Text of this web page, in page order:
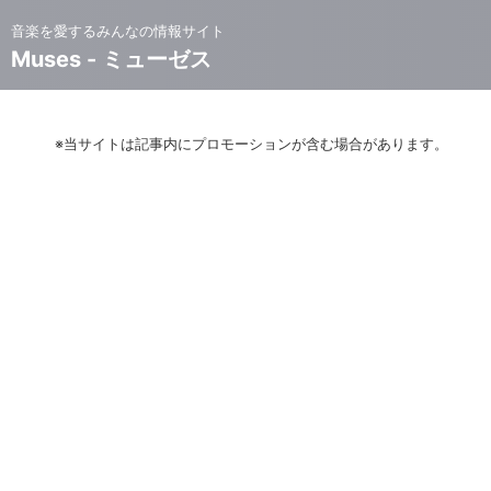
音楽を愛するみんなの情報サイト
Muses - ミューゼス
※当サイトは記事内にプロモーションが含む場合があります。